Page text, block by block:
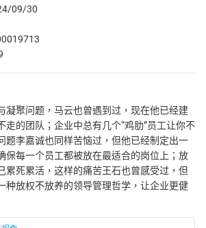
09/30
凝聚问题，马云也曾遇到过，现在他已经建
走的团队；企业中总有几个“鸡肋”员工让你不
题李嘉诚也同样苦恼过，但他已经制定出一
保每一个员工都被放在最适合的岗位上；放
累死累活，这样的痛苦王石也曾感受过，但
种放权不放养的领导管理哲学，让企业更健